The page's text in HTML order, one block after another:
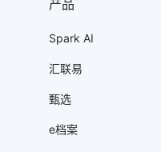
产品
Spark AI
汇联易
甄选
e档案